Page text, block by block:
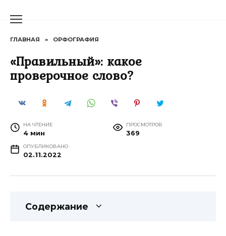
ГЛАВНАЯ » ОРФОГРАФИЯ
«Правильный»: какое
проверочное слово?
НА ЧТЕНИЕ
4 мин
ПРОСМОТРОВ
369
ОПУБЛИКОВАНО
02.11.2022
Содержание